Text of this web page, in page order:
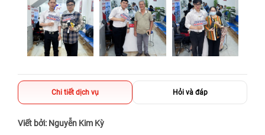
Chi tiết dịch vụ Hỏi và đáp
Viết bởi: Nguyễn Kim Kỳ